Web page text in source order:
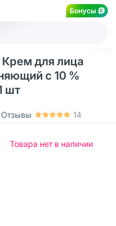
Бонусы
для лица
с 10 %
шт
Отзывы 14
Товара нет в наличии